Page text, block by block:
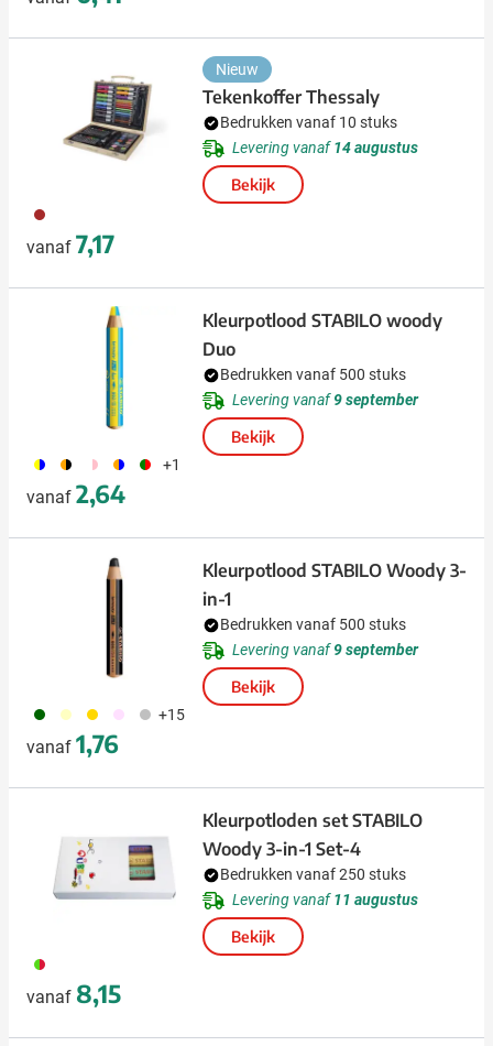
011
vanaf 7,17
Nieuw
Tekenkoffer Thessaly
Bedrukken vanaf 10 stuks
Levering vanaf14 augustus
Bekijk
066 210 189 235 206 +1
vanaf 2,64
Kleurpotlood STABILO woody
Duo
Bedrukken vanaf 500 stuks
Levering vanaf9 september
Bekijk
060 360 031 361 032 +15
vanaf 1,76
Kleurpotlood STABILO Woody 3-
in-1
Bedrukken vanaf 500 stuks
Levering vanaf9 september
Bekijk
009
vanaf 8,15
Kleurpotloden set STABILO
Woody 3-in-1 Set-4
Bedrukken vanaf 250 stuks
Levering vanaf11 augustus
Bekijk